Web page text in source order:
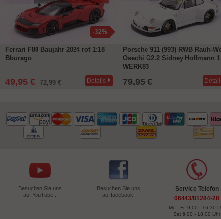
-32%
Ferrari F80 Baujahr 2024 rot 1:18
Bburago
49,95 € 72,99 € Details
Porsche 911 (993) RWB Rauh-
Osechi G2.2 Sidney Hoffmann
WERK83
79,95 €
Besuchen Sie uns
auf YouTube .
Besuchen Sie uns
auf facebook.
Service Telefon
06443/81284-28
Mo - Fr: 9:00 - 16:30
Sa: 8:00 - 18:00 Uhr